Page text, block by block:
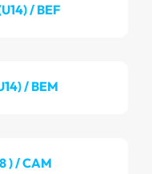
/ BEF
/ BEM
) / CAM